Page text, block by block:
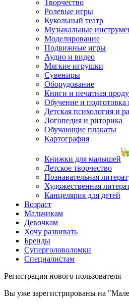
Творчество
Ролевые игры
Кукольный театр
Музыкальные
Моделирование
Подвижные игры
Аудио и видео
Мягкие игрушки
Сувениры
Оборудование
Книги и печатная
Обучение и подготовка
Детская психология и
Логопедия и риторика
Обучающие плакаты
Картография
Книжки для малышей
Детское творчество
Познавательная
Художественная
Канцелярия для детей
Возраст
Мальчикам
Девочкам
Хочу развивать
Бренды
Суперголоволомки
Специалистам
Регистрация нового пользователя
Вы уже зарегистрированы на